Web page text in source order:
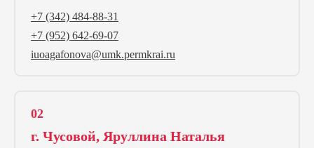
+7 (342) 484-88-31
+7 (952) 642-69-07
iuoagafonova@umk.permkrai.ru
02
г. Чусовой, Яруллина Наталья